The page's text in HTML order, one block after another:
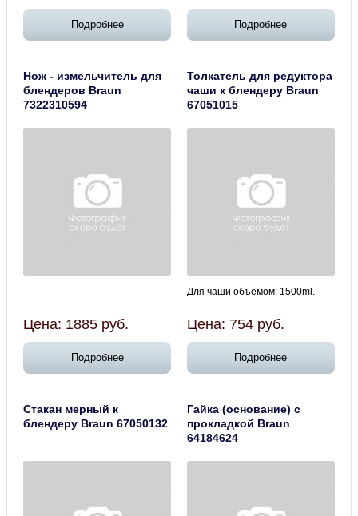
Подробнее Подробнее
Нож - измельчитель для
блендеров Braun
7322310594
Цена: 1885 руб.
Подробнее
Толкатель для редуктора
чаши к блендеру Braun
67051015
Для чаши объемом: 1500ml.
Цена: 754 руб.
Подробнее
Стакан мерный к
блендеру Braun 67050132
Гайка (основание) с
прокладкой Braun
64184624